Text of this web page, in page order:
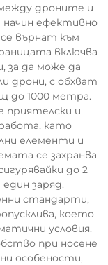
дроните и
ефективно
върнат към
включва
за да може да
дрони, с обхват
до 1000 метра.
и
като
елементи и
се захранва
до 2
заряд.
стандарти,
което
условия.
при носене
особености,